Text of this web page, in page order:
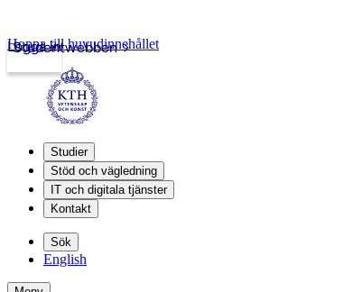
Studentwebben
Logga in
Hoppa till huvudinnehållet
Studier
Stöd och vägledning
IT och digitala tjänster
Kontakt
Sök
English